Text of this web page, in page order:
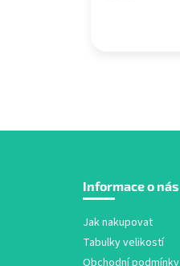
Informace o nás
Jak nakupovat
Tabulky velikostí